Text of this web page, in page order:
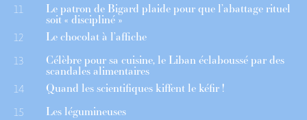
11 Le patron de Bigard plaide pour que l’abattage rituel
soit « discipliné »
12 Le chocolat à l’affiche
13 Célèbre pour sa cuisine, le Liban éclaboussé par des
scandales alimentaires
14 Quand les scientifiques kiffent le kéfir !
15 Les légumineuses